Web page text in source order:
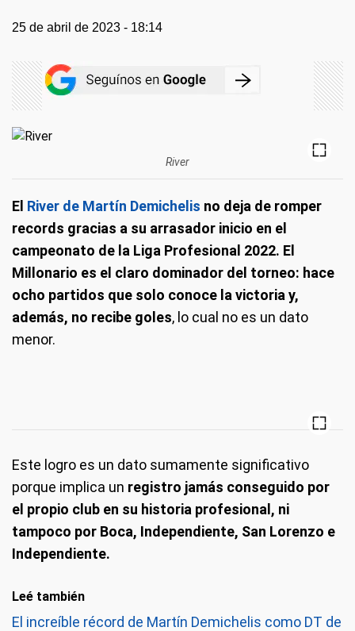
25 de abril de 2023 - 18:14
River
El River de Martín Demichelis no deja de romper
records gracias a su arrasador inicio en el
campeonato de la Liga Profesional 2022. El
Millonario es el claro dominador del torneo: hace
ocho partidos que solo conoce la victoria y,
además, no recibe goles, lo cual no es un dato
menor.
Este logro es un dato sumamente significativo
porque implica un registro jamás conseguido por
el propio club en su historia profesional, ni
tampoco por Boca, Independiente, San Lorenzo e
Independiente.
Leé también
El increíble récord de Martín Demichelis como DT de